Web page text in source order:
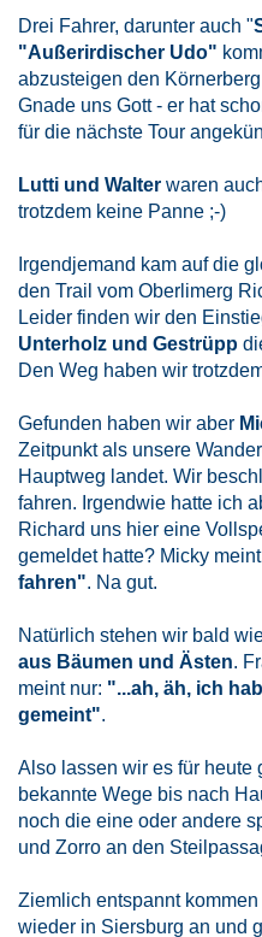
Drei Fahrer, darunter auch "
"Außerirdischer Udo"
abzusteigen den
Gnade uns Gott - er hat
für die nächste Tour
Lutti und Walter waren
trotzdem keine Panne ;-)
Irgendjemand kam auf die
den Trail vom Oberlimerg
Leider finden wir den
Unterholz und Gestrüpp
Den Weg haben wir
Gefunden haben wir aber
Zeitpunkt als unsere
Hauptweg landet. Wir
fahren. Irgendwie hatte ich
Richard uns hier eine
gemeldet hatte? Micky
fahren". Na gut.
Natürlich stehen wir bald
aus Bäumen und Ästen.
meint nur: "...ah, äh, ich
gemeint".
Also lassen wir es für heute
bekannte Wege bis nach
noch die eine oder andere
und Zorro an den
Ziemlich entspannt
wieder in Siersburg an und